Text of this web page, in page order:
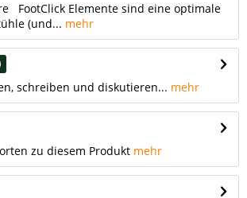
FootClick Elemente sind eine optimale
(und... mehr
schreiben und diskutieren... mehr
zu diesem Produkt mehr